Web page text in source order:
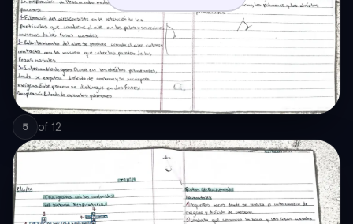
5 of 12